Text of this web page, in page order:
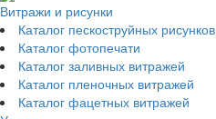
Витражи и рисунки
Каталог пескоструйных рисунков
Каталог фотопечати
Каталог заливных витражей
Каталог пленочных витражей
Каталог фацетных витражей